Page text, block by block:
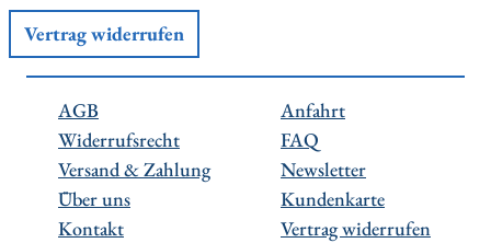
Vertrag widerrufen
AGB
Widerrufsrecht
Versand & Zahlung
Über uns
Kontakt
Anfahrt
FAQ
Newsletter
Kundenkarte
Vertrag widerrufen